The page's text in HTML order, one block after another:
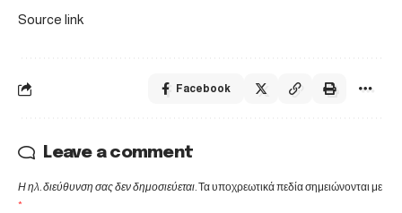
Source link
Facebook
Leave a comment
Η ηλ. διεύθυνση σας δεν δημοσιεύεται.Τα υποχρεωτικά πεδία σημειώνονται με
*